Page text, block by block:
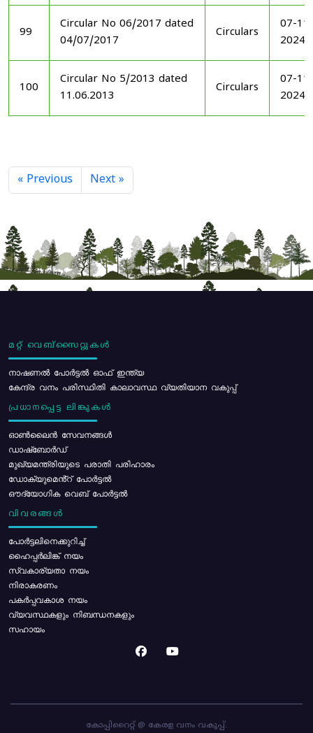
99
Circular No 06/2017 dated
04/07/2017
Circulars
07-11-
2024
100
Circular No 5/2013 dated
11.06.2013
Circulars
07-11-
2024
« Previous Next »
മറ്റ് വെബ്സൈറ്റുകൾ
നാഷണൽ പോർട്ടൽ ഓഫ് ഇന്ത്യ
കേന്ദ്ര വനം പരിസ്ഥിതി കാലാവസ്ഥ വ്യതിയാന വകുപ്പ്
പ്രധാനപ്പെട്ട ലിങ്കുകൾ
ഓൺലൈൻ സേവനങ്ങൾ
ഡാഷ്ബോർഡ്
മുഖ്യമന്ത്രിയുടെ പരാതി പരിഹാരം
ഡോക്യുമെൻ്റ് പോർട്ടൽ
ഔദ്യോഗിക വെബ് പോർട്ടൽ
വിവരങ്ങൾ
പോര്‍ട്ടലിനെക്കുറിച്ച്
ഹൈപ്പർലിങ്ക് നയം
സ്വകാര്യതാ നയം
നിരാകരണം
പകർപ്പവകാശ നയം
വ്യവസ്ഥകളും നിബന്ധനകളും
സഹായം
കോപ്പിറൈറ്റ് @ കേരള വനം വകുപ്പ്.